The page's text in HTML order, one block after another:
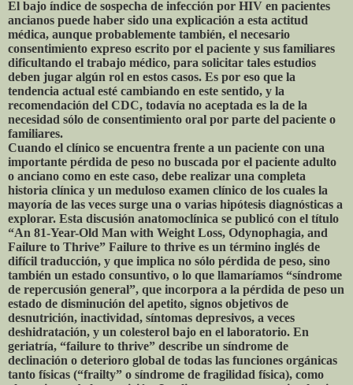
El bajo índice de sospecha de infección por HIV en pacientes
ancianos puede haber sido una explicación a esta actitud
médica, aunque probablemente también, el necesario
consentimiento expreso escrito por el paciente y sus familiares
dificultando el trabajo médico, para solicitar tales estudios
deben jugar algún rol en estos casos. Es por eso que la
tendencia actual esté cambiando en este sentido, y la
recomendación del CDC, todavía no aceptada es la de la
necesidad sólo de consentimiento oral por parte del paciente o
familiares.
Cuando el clínico se encuentra frente a un paciente con una
importante pérdida de peso no buscada por el paciente adulto
o anciano como en este caso, debe realizar una completa
historia clínica y un meduloso examen clínico de los cuales la
mayoría de las veces surge una o varias hipótesis diagnósticas a
explorar. Esta discusión anatomoclínica se publicó con el título
“An 81-Year-Old Man with Weight Loss, Odynophagia, and
Failure to Thrive” Failure to thrive es un término inglés de
difícil traducción, y que implica no sólo pérdida de peso, sino
también un estado consuntivo, o lo que llamaríamos “síndrome
de repercusión general”, que incorpora a la pérdida de peso un
estado de disminución del apetito, signos objetivos de
desnutrición, inactividad, síntomas depresivos, a veces
deshidratación, y un colesterol bajo en el laboratorio. En
geriatría, “failure to thrive” describe un síndrome de
declinación o deterioro global de todas las funciones orgánicas
tanto físicas (“frailty” o síndrome de fragilidad física), como